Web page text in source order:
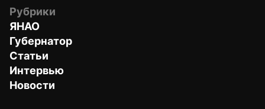
Рубрики
ЯНАО
Губернатор
Статьи
Интервью
Новости